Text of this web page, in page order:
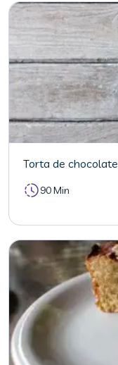
Torta de chocolate
90 Min